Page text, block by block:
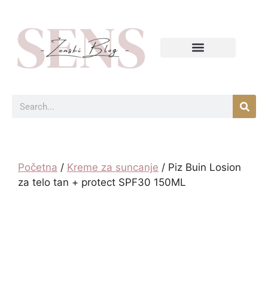
Početna / Kreme za suncanje / Piz Buin Losion
za telo tan + protect SPF30 150ML